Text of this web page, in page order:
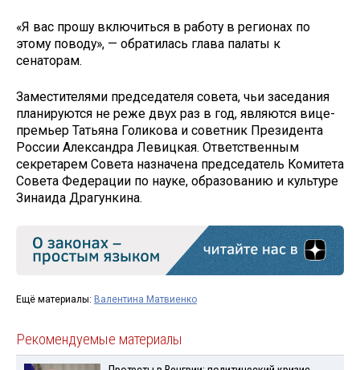
«Я вас прошу включиться в работу в регионах по
этому поводу», — обратилась глава палаты к
сенаторам.
Заместителями председателя совета, чьи заседания
планируются не реже двух раз в год, являются вице-
премьер Татьяна Голикова и советник Президента
России Александра Левицкая. Ответственным
секретарем Совета назначена председатель Комитета
Совета Федерации по науке, образованию и культуре
Зинаида Драгункина.
Ещё материалы: Валентина Матвиенко
Рекомендуемые материалы